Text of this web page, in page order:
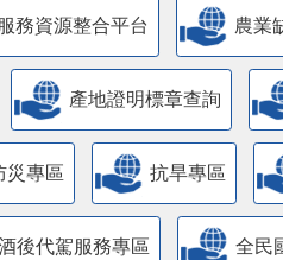
務資源整合平台 農業
產地證明標章查詢
災專區 抗旱專區
後代駕服務專區 全民